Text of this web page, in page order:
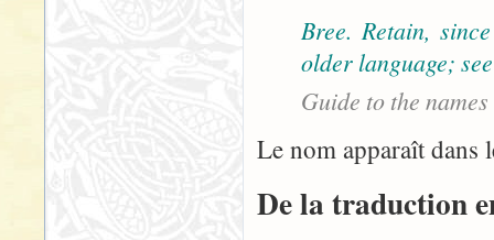
Bree. Retain,
older language;
Guide to the names
Le nom apparaît dans
De la traduction